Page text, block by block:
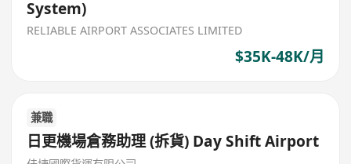
System)
RELIABLE AIRPORT ASSOCIATES LIMITED
$35K-48K/月
兼職
日更機場倉務助理 (拆貨) Day Shift Airport